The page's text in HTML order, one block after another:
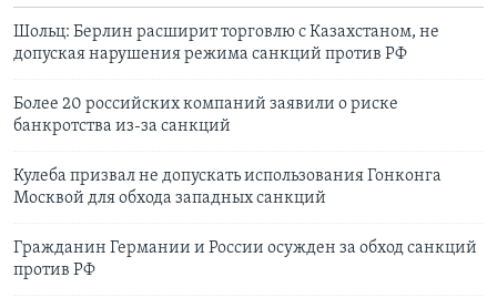
Шольц: Берлин расширит торговлю с Казахстаном, не
допуская нарушения режима санкций против РФ
Более 20 российских компаний заявили о риске
банкротства из-за санкций
Кулеба призвал не допускать использования Гонконга
Москвой для обхода западных санкций
Гражданин Германии и России осужден за обход санкций
против РФ